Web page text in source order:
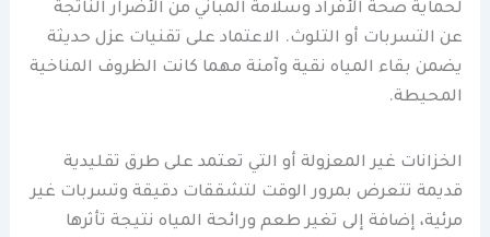
لحماية صحة الأفراد وسلامة المباني من الأضرار الناتجة
عن التسربات أو التلوث. الاعتماد على تقنيات عزل حديثة
يضمن بقاء المياه نقية وآمنة مهما كانت الظروف المناخية
المحيطة.
الخزانات غير المعزولة أو التي تعتمد على طرق تقليدية
قديمة تتعرض بمرور الوقت لتشققات دقيقة وتسربات غير
مرئية، إضافة إلى تغير طعم ورائحة المياه نتيجة تأثرها